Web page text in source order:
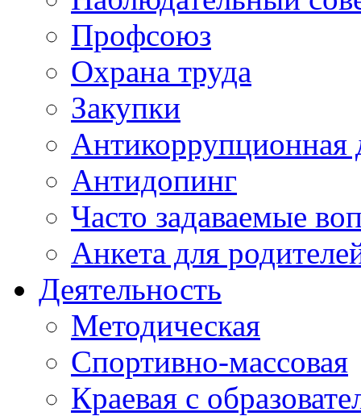
Профсоюз
Охрана труда
Закупки
Антикоррупционная
Антидопинг
Часто задаваемые
Анкета для
Деятельность
Методическая
Спортивно-массовая
Краевая с